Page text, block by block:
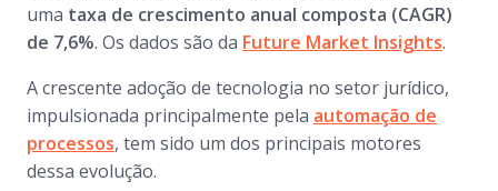
uma taxa de crescimento anual composta (CAGR)
de 7,6%. Os dados são da Future Market Insights.
A crescente adoção de tecnologia no setor jurídico,
impulsionada principalmente pela automação de
processos, tem sido um dos principais motores
dessa evolução.